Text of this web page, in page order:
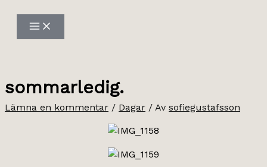
innehåll
sommarledig.
Lämna en kommentar / Dagar / Av sofiegustafsson